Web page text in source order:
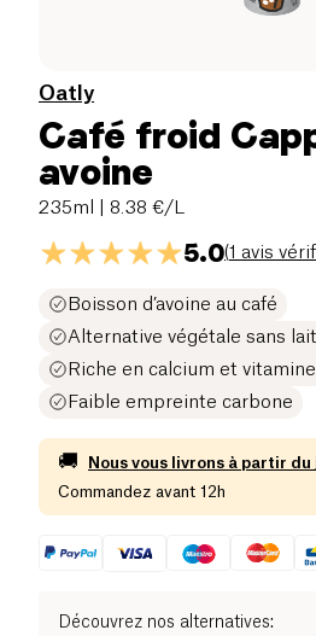
Oatly
Café froid
avoine
235ml | 8.38 €/L
5.0(1 avis
Boisson d’avoine au café
Alternative végétale sans
Riche en calcium et
Faible empreinte carbone
🚚 Nous vous livrons à partir du
Commandez avant 12h
Découvrez nos alternatives: